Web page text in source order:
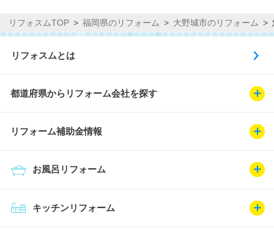
リフォスムTOP 福岡県のリフォーム 大野城市のリフォーム
リフォスムとは
都道府県からリフォーム会社を探す
リフォーム補助金情報
キッチンリフォーム
お風呂リフォーム